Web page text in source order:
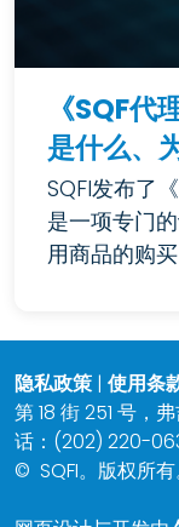
《SQF
是什么、
SQFI发布了
是一项专门
用商品的购
隐私政策 | 使用条
第 18 街 251 号，
话：(202) 220-
© SQFI。版权所有